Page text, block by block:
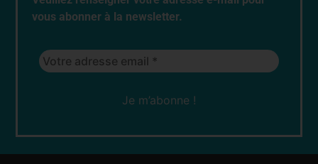
vous abonner à la newsletter.